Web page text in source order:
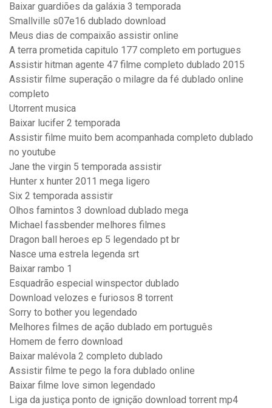
Baixar guardiões da galáxia 3 temporada
Smallville s07e16 dublado download
Meus dias de compaixão assistir online
A terra prometida capitulo 177 completo em portugues
Assistir hitman agente 47 filme completo dublado 2015
Assistir filme superação o milagre da fé dublado online
completo
Utorrent musica
Baixar lucifer 2 temporada
Assistir filme muito bem acompanhada completo dublado
no youtube
Jane the virgin 5 temporada assistir
Hunter x hunter 2011 mega ligero
Six 2 temporada assistir
Olhos famintos 3 download dublado mega
Michael fassbender melhores filmes
Dragon ball heroes ep 5 legendado pt br
Nasce uma estrela legenda srt
Baixar rambo 1
Esquadrão especial winspector dublado
Download velozes e furiosos 8 torrent
Sorry to bother you legendado
Melhores filmes de ação dublado em português
Homem de ferro download
Baixar malévola 2 completo dublado
Assistir filme te pego la fora dublado online
Baixar filme love simon legendado
Liga da justiça ponto de ignição download torrent mp4